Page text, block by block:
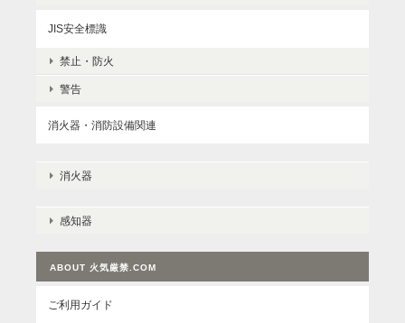
JIS安全標識
禁止・防火
警告
消火器・消防設備関連
消火器
感知器
ABOUT 火気厳禁.COM
ご利用ガイド